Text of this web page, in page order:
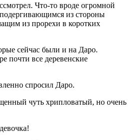
Что-то вроде огромной
из стороны
из прорехи в коротких
сейчас были и на Даро.
почти все деревенские
спросил Даро.
чуть хрипловатый, но очень